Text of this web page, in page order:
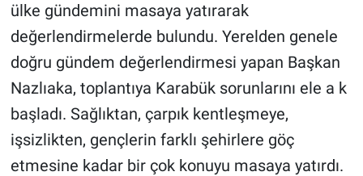
ülke gündemini masaya yatırarak
değerlendirmelerde bulundu. Yerelden genele
doğru gündem değerlendirmesi yapan Başkan
Nazlıaka, toplantıya Karabük sorunlarını ele a k
başladı. Sağlıktan, çarpık kentleşmeye,
işsizlikten, gençlerin farklı şehirlere göç
etmesine kadar bir çok konuyu masaya yatırdı.